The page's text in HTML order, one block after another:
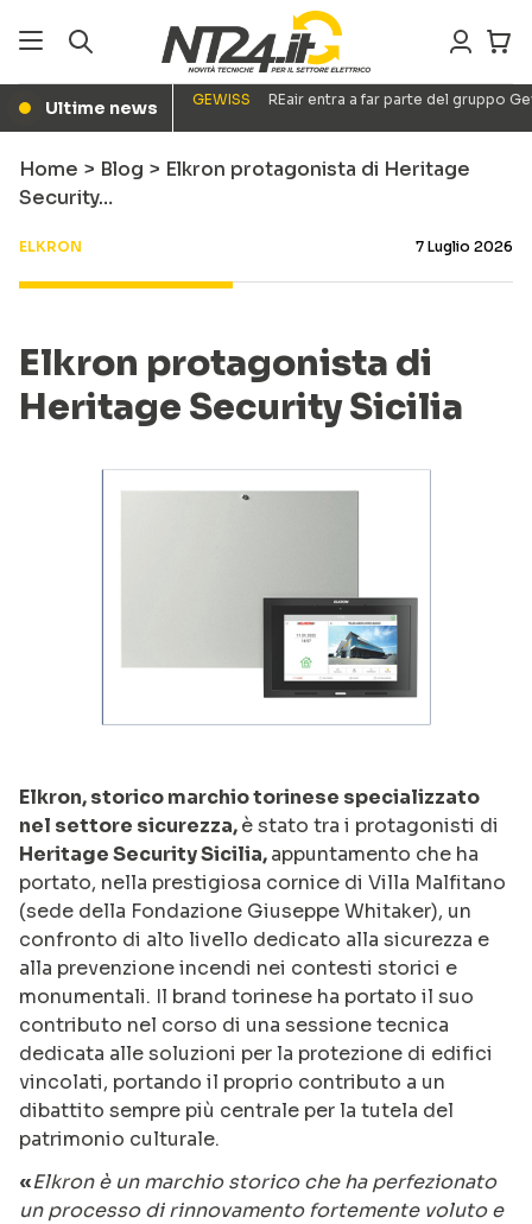
● Ultime news GEWISS REair entra a far parte del gruppo
Home > Blog > Elkron protagonista di Heritage
Security…
ELKRON 7 Luglio 2026
Elkron protagonista di
Heritage Security Sicilia
Elkron, storico marchio torinese specializzato
nel settore sicurezza,è stato tra i protagonisti di
Heritage Security Sicilia,appuntamento che ha
portato, nella prestigiosa cornice di Villa Malfitano
(sede della Fondazione Giuseppe Whitaker), un
confronto di alto livello dedicato alla sicurezza e
alla prevenzione incendi nei contesti storici e
monumentali. Il brand torinese ha portato il suo
contributo nel corso di una sessione tecnica
dedicata alle soluzioni per la protezione di edifici
vincolati, portando il proprio contributo a un
dibattito sempre più centrale per la tutela del
patrimonio culturale.
«Elkron è un marchio storico che ha perfezionato
un processo di rinnovamento fortemente voluto e